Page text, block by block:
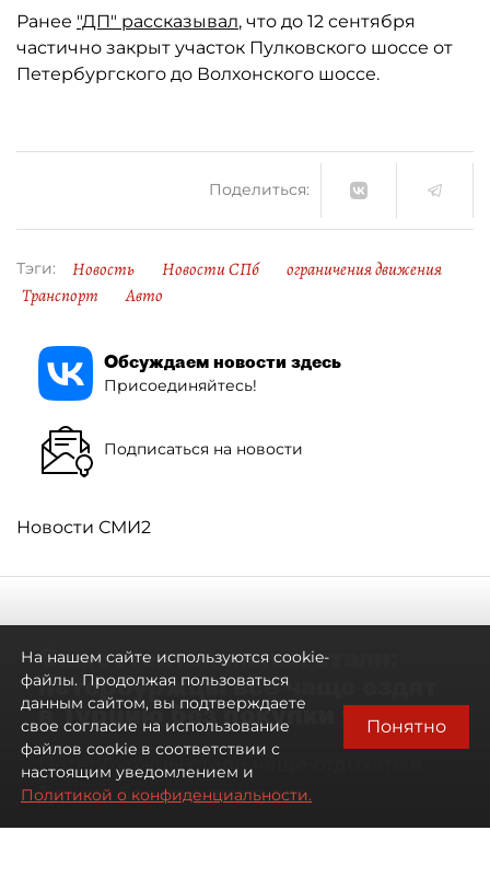
Ранее "ДП" рассказывал, что до 12 сентября
частично закрыт участок Пулковского шоссе от
Петербургского до Волхонского шоссе.
Поделиться:
Тэги: Новость Новости СПб
ограничения движения
Транспорт
Авто
Обсуждаем новости здесь
Присоединяйтесь!
Подписаться на новости
Новости СМИ2
Самостоятельными стали:
петербуржцы всё чаще ездят
в Турцию без покупки туров
Петербуржцы стали чаще отдыхать в
Турции без покупки туров
На нашем сайте используются cookie-
файлы. Продолжая пользоваться
данным сайтом, вы подтверждаете
свое согласие на использование
файлов cookie в соответствии с
настоящим уведомлением и
Политикой о конфиденциальности.
Понятно